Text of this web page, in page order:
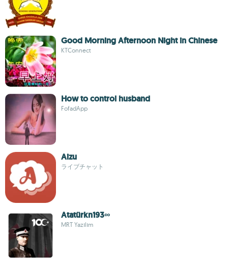
Good Morning Afternoon Night in Chinese
KTConnect
How to control husband
FofadApp
Aizu
ライブチャット
Atatürkn193∞
MRT Yazılım